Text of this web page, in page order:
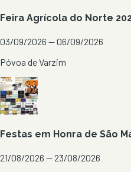
Feira Agrícola do Norte
03/09/2026 — 06/09/2026
Póvoa de Varzim
Festas em Honra de São
21/08/2026 — 23/08/2026